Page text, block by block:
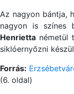
Az nagyon bántja,
nagyon is színes
Henrietta németül
siklóernyőzni
Forrás:
(6. oldal)